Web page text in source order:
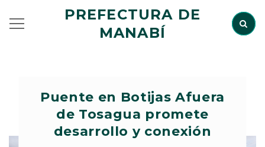
PREFECTURA DE
MANABÍ
Puente en Botijas Afuera
de Tosagua promete
desarrollo y conexión